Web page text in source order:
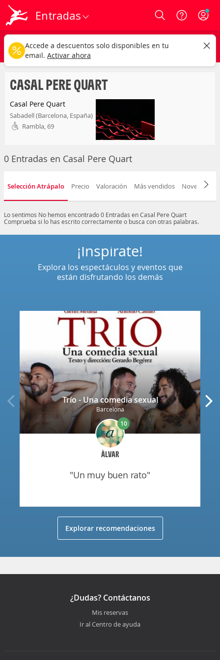
Entradas Login
casal pere quart
Cualquier tipo Cualquier fecha
CAMBIAR
CASAL PERE QUART
Casal Pere Quart
Sabadell (Barcelona, España)
Rambla, 69
0 Entradas en Casal Pere Quart
Selección Atrápalo Precio Valoración Más vendidos Novedad
Lo sentimos No hemos encontrado 0 Entradas en Casal Pere Quart
Comprueba si lo has escrito correctamente o busca con otras palabras.
Trío - Una comedia sexual
Barcelona
ÀLVAR
10
"un muy buen rato"
¡Inspírate!
Explora los espectáculos y eventos que
están disfrutando los demás
Explorar recomendaciones
¿Dudas? Contáctanos
Mis reservas
Ir al Centro de ayuda
Accede a descuentos solo disponibles en tu
email. Activar ahora